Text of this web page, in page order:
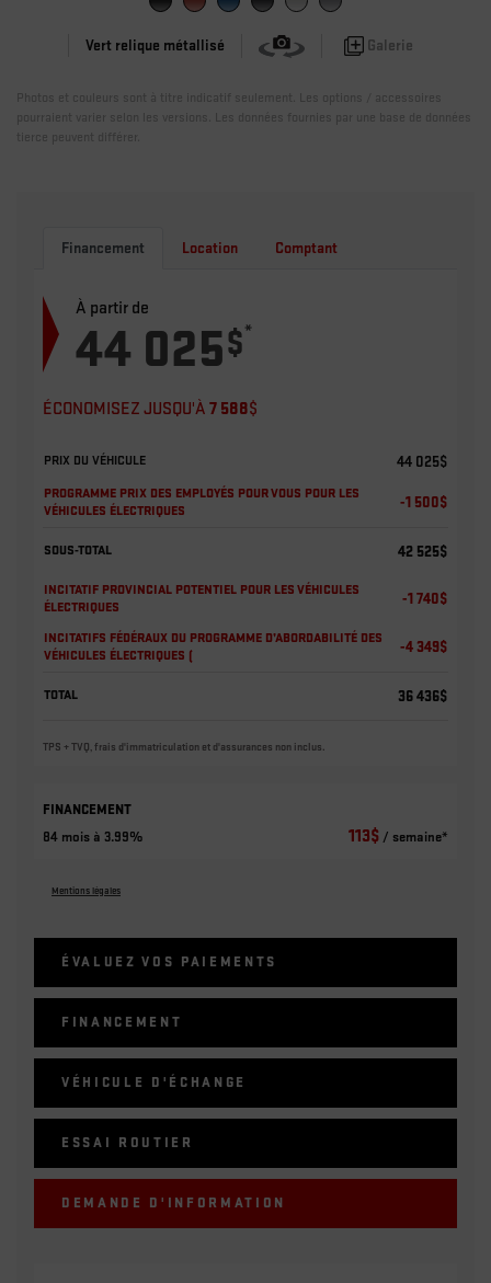
Vert relique métallisé Galerie
Financement Location Comptant
À partir de
44 025$*
ÉCONOMISEZ JUSQU'À 7 588$
PRIX DU VÉHICULE 44 025$
PROGRAMME PRIX DES EMPLOYÉS POUR VOUS POUR LES
VÉHICULES ÉLECTRIQUES
-1 500$
SOUS-TOTAL 42 525$
INCITATIF PROVINCIAL POTENTIEL POUR LES VÉHICULES
ÉLECTRIQUES
-1 740$
INCITATIFS FÉDÉRAUX DU PROGRAMME D’ABORDABILITÉ DES
VÉHICULES ÉLECTRIQUES (
-4 349$
TOTAL 36 436$
TPS + TVQ, frais d'immatriculation et d'assurances non inclus.
FINANCEMENT
84 mois à 3.99%
113$ / semaine*
Mentions légales
ÉVALUEZ VOS PAIEMENTS
FINANCEMENT
VÉHICULE D'ÉCHANGE
ESSAI ROUTIER
DEMANDE D'INFORMATION